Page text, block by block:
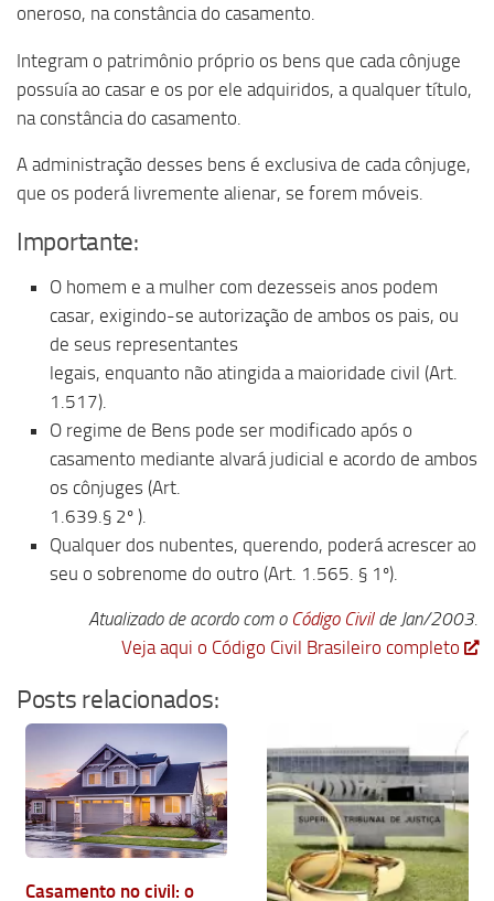
oneroso, na constância do casamento.
Integram o patrimônio próprio os bens que cada cônjuge
possuía ao casar e os por ele adquiridos, a qualquer título,
na constância do casamento.
A administração desses bens é exclusiva de cada cônjuge,
que os poderá livremente alienar, se forem móveis.
Importante:
O homem e a mulher com dezesseis anos podem
casar, exigindo-se autorização de ambos os pais, ou
de seus representantes
legais, enquanto não atingida a maioridade civil (Art.
1.517).
O regime de Bens pode ser modificado após o
casamento mediante alvará judicial e acordo de ambos
os cônjuges (Art.
1.639.§ 2º ).
Qualquer dos nubentes, querendo, poderá acrescer ao
seu o sobrenome do outro (Art. 1.565. § 1º).
Atualizado de acordo com oCódigo Civil de Jan/2003.
Veja aqui o Código Civil Brasileiro completo
Posts relacionados:
Casamento no civil: o